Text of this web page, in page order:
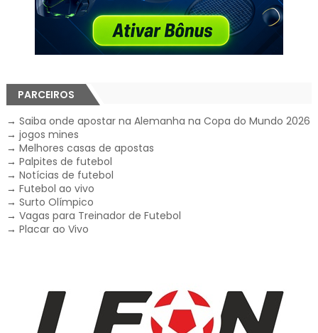
PARCEIROS
→ Saiba onde apostar na Alemanha na Copa do Mundo 2026
→ jogos mines
→ Melhores casas de apostas
→ Palpites de futebol
→ Notícias de futebol
→ Futebol ao vivo
→ Surto Olímpico
→ Vagas para Treinador de Futebol
→ Placar ao Vivo